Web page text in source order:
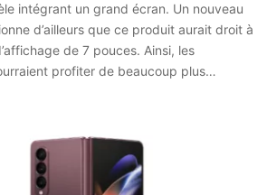
intégrant un grand écran. Un nouveau
d’ailleurs que ce produit aurait droit à
de 7 pouces. Ainsi, les
profiter de beaucoup plus…